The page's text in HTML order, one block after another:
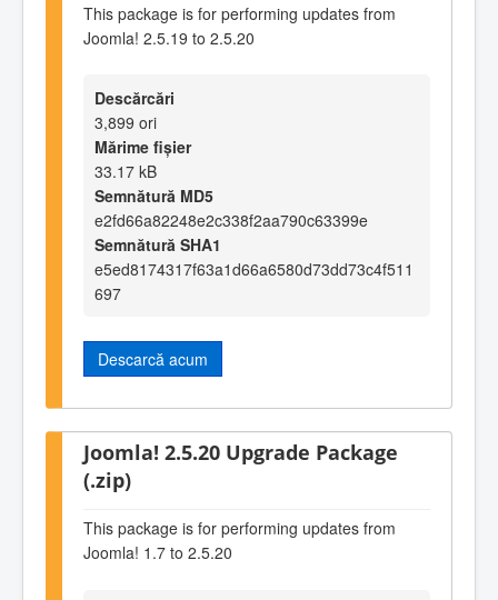
This package is for performing updates from
Joomla! 2.5.19 to 2.5.20
Descărcări
3,899 ori
Mărime fișier
33.17 kB
Semnătură MD5
e2fd66a82248e2c338f2aa790c63399e
Semnătură SHA1
e5ed8174317f63a1d66a6580d73dd73c4f511
697
Descarcă acum
Joomla! 2.5.20 Upgrade Package
(.zip)
This package is for performing updates from
Joomla! 1.7 to 2.5.20